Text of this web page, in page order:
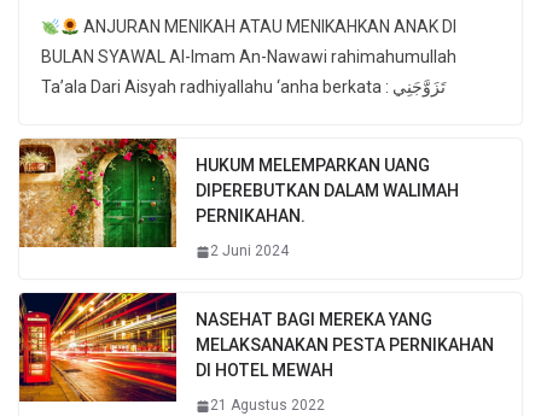
ANJURAN MENIKAH ATAU MENIKAHKAN ANAK DI
BULAN SYAWAL Al-Imam An-Nawawi rahimahumullah
Ta’ala Dari Aisyah radhiyallahu ‘anha berkata : تَزَوَّجَنِي
HUKUM MELEMPARKAN UANG
DIPEREBUTKAN DALAM WALIMAH
PERNIKAHAN.
2 Juni 2024
NASEHAT BAGI MEREKA YANG
MELAKSANAKAN PESTA PERNIKAHAN
DI HOTEL MEWAH
21 Agustus 2022